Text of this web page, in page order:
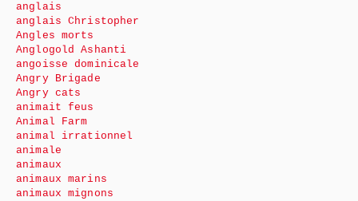
anglais
anglais Christopher
Angles morts
Anglogold Ashanti
angoisse dominicale
Angry Brigade
Angry cats
animait feus
Animal Farm
animal irrationnel
animale
animaux
animaux marins
animaux mignons